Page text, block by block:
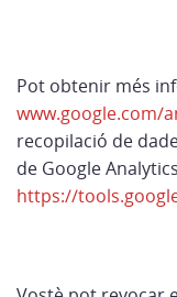
Pot obtenir més
www.google.com/
recopilació de
de Google
https://